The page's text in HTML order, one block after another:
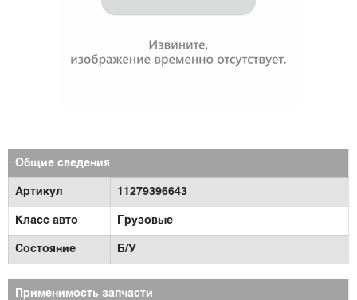
Общие сведения
Артикул 11279396643
Класс авто Грузовые
Состояние Б/У
Применимость запчасти